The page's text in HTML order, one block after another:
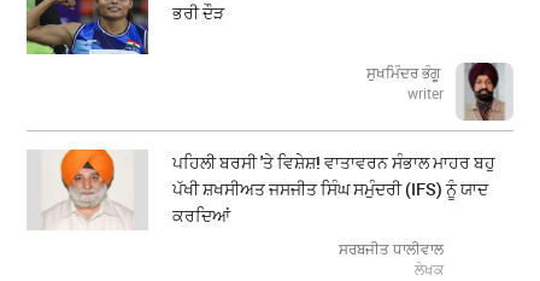
ਭਰੀ ਦੌੜ
ਸੁਖਮਿੰਦਰ ਭੰਗੂ
writer
ਪਹਿਲੀ ਬਰਸੀ 'ਤੇ ਵਿਸ਼ੇਸ਼! ਵਾਤਾਵਰਨ ਸੰਭਾਲ ਮਾਹਰ ਬਹੁ
ਪੱਖੀ ਸ਼ਖਸੀਅਤ ਜਸਜੀਤ ਸਿੰਘ ਸਮੁੰਦਰੀ (IFS) ਨੂੰ ਯਾਦ
ਕਰਦਿਆਂ
ਸਰਬਜੀਤ ਧਾਲੀਵਾਲ
ਲੇਖਕ